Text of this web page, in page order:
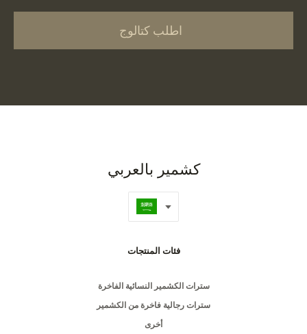
اطلب كتالوج
كشمير بالعربي
فئات المنتجات
سترات الكشمير النسائية الفاخرة
سترات رجالية فاخرة من الكشمير
أخرى